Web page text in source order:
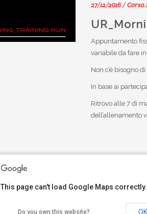
27/12/2016 / Corso
Appuntamento
variabile da fare
Non c’è bisogno
In base ai
Ritrovo alle 7 di
dell’allenamento
This page can't load Google Maps correctly.
Do you own this website? OK